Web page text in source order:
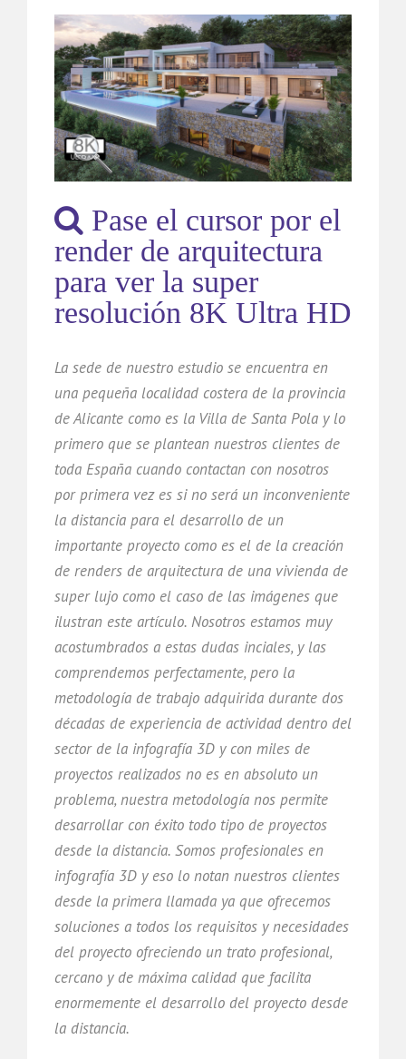
Pase el cursor por el
render de arquitectura
para ver la super
resolución 8K Ultra HD
La sede de nuestro estudio se encuentra en
una pequeña localidad costera de la provincia
de Alicante como es la Villa de Santa Pola y lo
primero que se plantean nuestros clientes de
toda España cuando contactan con nosotros
por primera vez es si no será un inconveniente
la distancia para el desarrollo de un
importante proyecto como es el de la creación
de renders de arquitectura de una vivienda de
super lujo como el caso de las imágenes que
ilustran este artículo. Nosotros estamos muy
acostumbrados a estas dudas inciales, y las
comprendemos perfectamente, pero la
metodología de trabajo adquirida durante dos
décadas de experiencia de actividad dentro del
sector de la infografía 3D y con miles de
proyectos realizados no es en absoluto un
problema, nuestra metodología nos permite
desarrollar con éxito todo tipo de proyectos
desde la distancia. Somos profesionales en
infografía 3D y eso lo notan nuestros clientes
desde la primera llamada ya que ofrecemos
soluciones a todos los requisitos y necesidades
del proyecto ofreciendo un trato profesional,
cercano y de máxima calidad que facilita
enormemente el desarrollo del proyecto desde
la distancia.